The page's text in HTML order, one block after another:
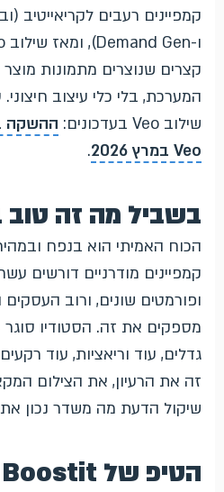
קמפיינים רעבים
קצרים שנוצרים מתמונות
המערכת, בלי כלי עיצוב
שילוב Veo בעדכונים:
ההשקה
Veo במרץ 2026
.
בשביל מה זה
הכוח האמיתי הוא בנפח
קמפיינים מודרניים דורשים
ופורמטים שונים, ורוב
מספקים את זה. הסטודיו
גדלים, עוד וריאציות, עוד
זה את הרעיון, את הצילום
שיקול הדעת מה משדר נכון
הטיפ של Boostit